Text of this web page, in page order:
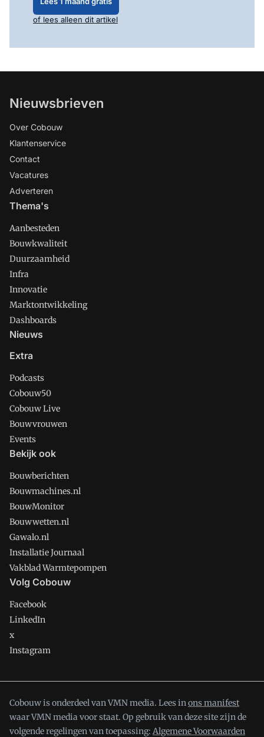
of lees alleen dit artikel
Nieuwsbrieven
Over Cobouw
Klantenservice
Contact
Vacatures
Adverteren
Thema's
Aanbesteden
Bouwkwaliteit
Duurzaamheid
Infra
Innovatie
Marktontwikkeling
Dashboards
Nieuws
Extra
Podcasts
Cobouw50
Cobouw Live
Bouwvrouwen
Events
Bekijk ook
Bouwberichten
Bouwmachines.nl
BouwMonitor
Bouwwetten.nl
Gawalo.nl
Installatie Journaal
Vakblad Warmtepompen
Volg Cobouw
Facebook
LinkedIn
x
Instagram
Cobouw is onderdeel van VMN media. Lees inons manifest
waar VMN media voor staat. Op gebruik van deze site zijn de
volgende regelingen van toepassing: Algemene Voorwaarden